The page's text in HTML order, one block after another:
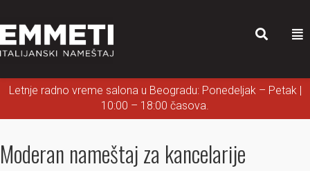
Letnje radno vreme salona u Beogradu: Ponedeljak – Petak |
10:00 – 18:00 časova.
Moderan nameštaj za kancelarije